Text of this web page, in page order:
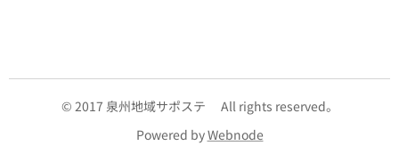
© 2017 泉州地域サポステ All rights reserved。
Powered byWebnode